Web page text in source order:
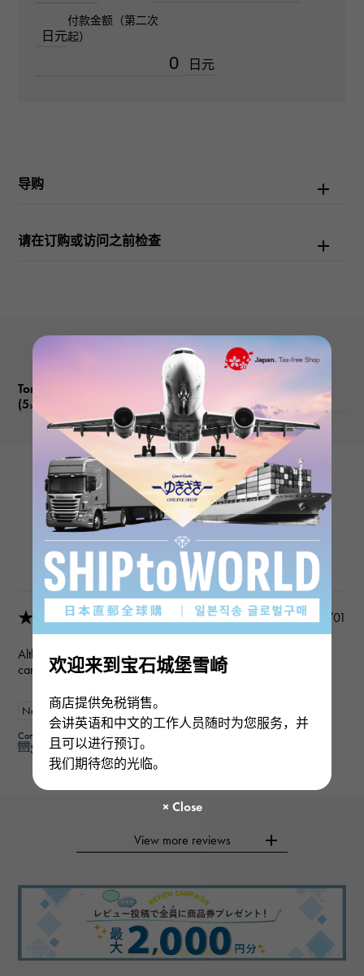
欢迎来到宝石城堡雪崎
商店提供免税销售。
会讲英语和中文的工作人员随时为您服务，并
且可以进行预订。
我们期待您的光临。
防水性
文字盘色
功能介绍
日元
付款金额（第二次
起）
日元
导购
请在订购或访问之前检查
Tono CurvexProduct reviews
(5subject
FRANCK MULLER
Tonneau Curvex 5850SC5N Silver
Product details
★★★★★ 2024/05/01
Although the transition didn't go through because of my credit
card, dealer has been curtious and understanding.
New mens
Contributor :
See reply from store
View more reviews